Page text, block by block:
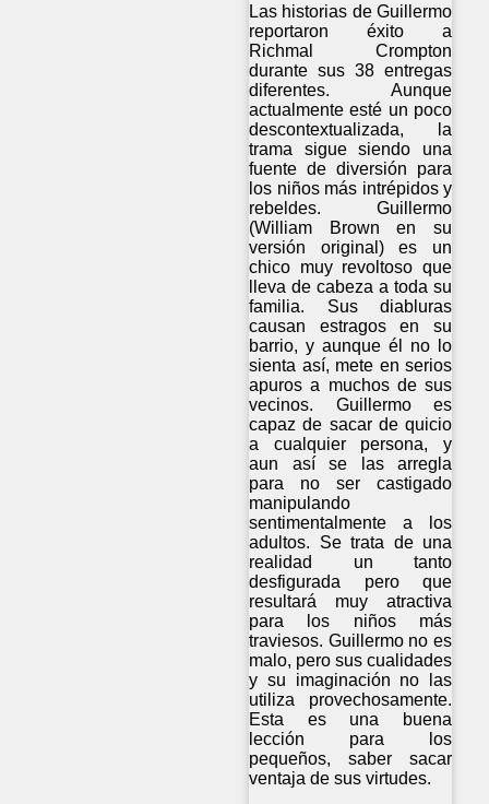
Las historias de Guillermo
reportaron éxito a
Richmal Crompton
durante sus 38 entregas
diferentes. Aunque
actualmente esté un poco
descontextualizada, la
trama sigue siendo una
fuente de diversión para
los niños más intrépidos y
rebeldes. Guillermo
(William Brown en su
versión original) es un
chico muy revoltoso que
lleva de cabeza a toda su
familia. Sus diabluras
causan estragos en su
barrio, y aunque él no lo
sienta así, mete en serios
apuros a muchos de sus
vecinos. Guillermo es
capaz de sacar de quicio
a cualquier persona, y
aun así se las arregla
para no ser castigado
manipulando
sentimentalmente a los
adultos. Se trata de una
realidad un tanto
desfigurada pero que
resultará muy atractiva
para los niños más
traviesos. Guillermo no es
malo, pero sus cualidades
y su imaginación no las
utiliza provechosamente.
Esta es una buena
lección para los
pequeños, saber sacar
ventaja de sus virtudes.